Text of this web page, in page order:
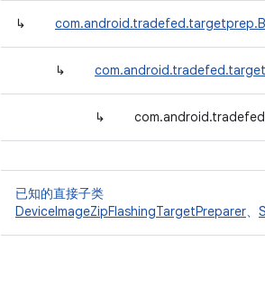
↳
↳
↳
已知的直接子类
DeviceImageZipFlashingTargetPreparer、